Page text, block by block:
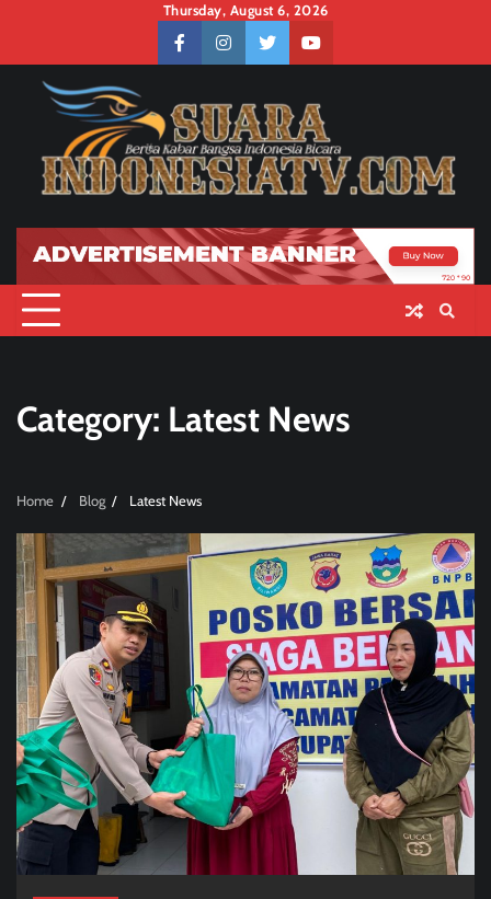
content
Thursday, August 6, 2026
facebookinstagramtwitteryoutube
Category: Latest News
Home Blog Latest News